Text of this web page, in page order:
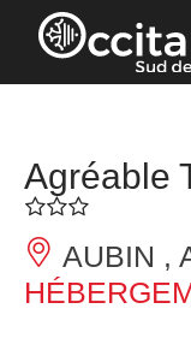
Panneau de gestion
Agréable
AUBIN ,